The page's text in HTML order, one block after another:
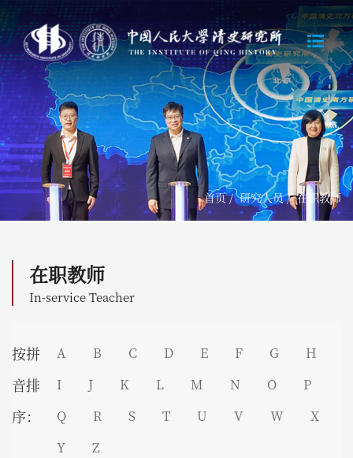
首页/研究人员/在职教师
在职教师
In-service Teacher
按拼
音排
序：
A B C D E F G
H
I
J K L M N O
P
Q
R S T U V W
X
Y
Z